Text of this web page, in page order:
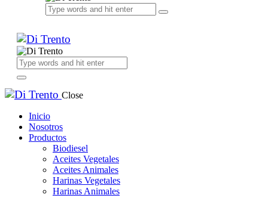
Close
Inicio
Nosotros
Productos
Biodiesel
Aceites Vegetales
Aceites Animales
Harinas Vegetales
Harinas Animales